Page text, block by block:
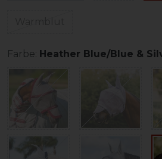
Farbe: Heather Blue/Blue &